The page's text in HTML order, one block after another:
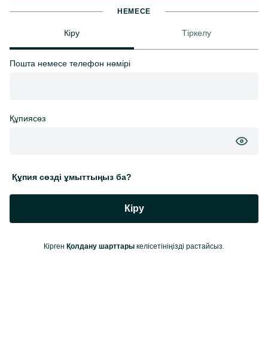
НЕМЕСЕ
Кіру Тіркелу
Пошта немесе телефон нөмірі
Құпиясөз
Құпия сөзді ұмыттыңыз ба?
Кіру
Кірген Қолдану шарттары келісетініңізді растайсыз.